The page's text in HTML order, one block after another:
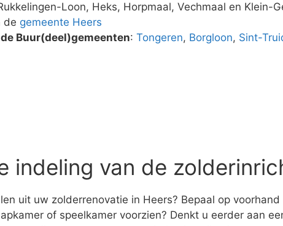
Loon, Heks, Horpmaal, Vechmaal en Klein-
de gemeente Heers
Buur(deel)gemeenten: Tongeren, Borgloon, Sint-
indeling van de
uit uw zolderrenovatie in Heers? Bepaal op
of speelkamer voorzien? Denkt u eerder aan